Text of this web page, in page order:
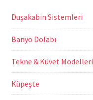
Duşakabin Sistemleri
Banyo Dolabı
Tekne & Küvet Modelleri
Küpeşte